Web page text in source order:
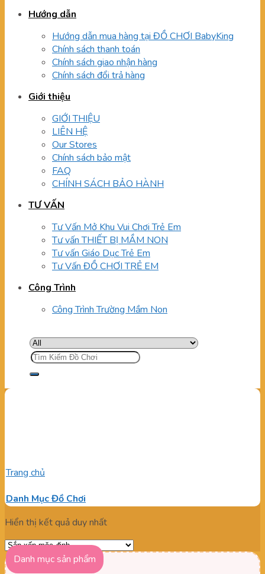
Hướng dẫn
Hướng dẫn mua hàng tại ĐỒ CHƠI BabyKing
Chính sách thanh toán
Chính sách giao nhận hàng
Chính sách đổi trả hàng
Giới thiệu
GIỚI THIỆU
LIÊN HỆ
Our Stores
Chính sách bảo mật
FAQ
CHÍNH SÁCH BẢO HÀNH
TƯ VẤN
Tư Vấn Mở Khu Vui Chơi Trẻ Em
Tư vấn THIẾT BỊ MẦM NON
Tư vấn Giáo Dục Trẻ Em
Tư Vấn ĐỒ CHƠI TRẺ EM
Công Trình
Công Trình Trường Mầm Non
Tìm
kiếm:
Trang chủ
Danh Mục Đồ Chơi
Hiển thị kết quả duy nhất
Danh mục sản phẩm